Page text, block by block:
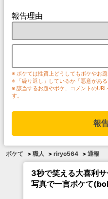
報告理由
※ ボケては性質上どうしてもボケやお
※ 「繰り返し」しているか「悪意がある
※ 該当するお題やボケ、コメントの
す。
報
ボケて > 職人 > riryo564 > 通報
3秒で笑える大喜利
写真で一言ボケて